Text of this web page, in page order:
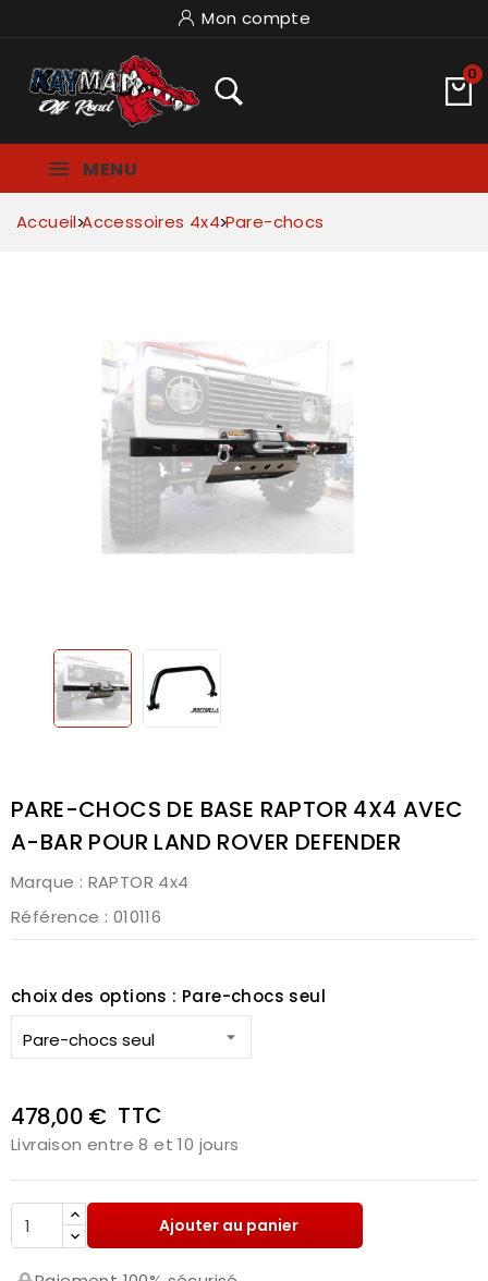
Mon compte
0
MENU
Accueil Accessoires 4x4 Pare-chocs
PARE-CHOCS DE BASE RAPTOR 4X4 AVEC
A-BAR POUR LAND ROVER DEFENDER
Marque : RAPTOR 4x4
Référence : 010116
choix des options : Pare-chocs seul
478,00 € TTC
Livraison entre 8 et 10 jours
Ajouter au panier